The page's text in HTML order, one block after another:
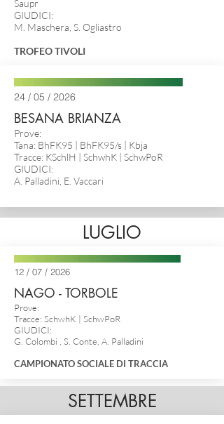
Saupr
GIUDICI:
M. Maschera, S. Ogliastro
TROFEO TIVOLI
24 / 05 / 2026
BESANA BRIANZA
Prove:
Tana: BhFK95 | BhFK95/s | Kbja
Tracce: KSchlH | SchwhK | SchwPoR
GIUDICI:
A. Palladini, E. Vaccari
LUGLIO
12 / 07 / 2026
NAGO - TORBOLE
Prove:
Tracce: SchwhK | SchwPoR
GIUDICI:
G. Colombi , S. Conte, A. Palladini
CAMPIONATO SOCIALE DI TRACCIA
SETTEMBRE